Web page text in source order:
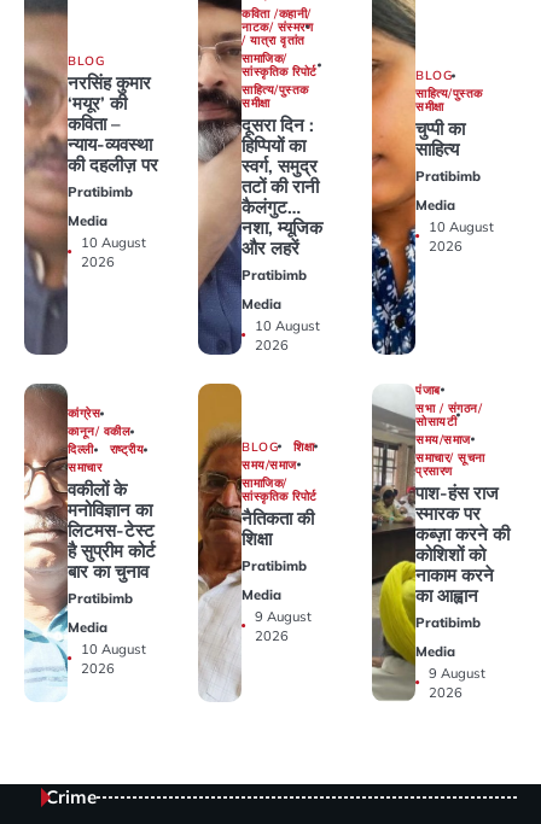
BLOG
नरसिंह कुमार
‘मयूर’ की
कविता –
न्याय-व्यवस्था
की दहलीज़ पर
Pratibimb
Media
10 August
2026
कविता /कहानी/
नाटक/ संस्मरण
/ यात्रा वृतांत
सामाजिक/
सांस्कृतिक रिपोर्ट
साहित्य/पुस्तक
समीक्षा
दूसरा दिन :
हिप्पियों का
स्वर्ग, समुद्र
तटों की रानी
कैलंगुट…
नशा, म्यूजिक
और लहरें
Pratibimb
Media
10 August
2026
BLOG
साहित्य/पुस्तक
समीक्षा
चुप्पी का
साहित्य
Pratibimb
Media
10 August
2026
कांग्रेस
कानून/ वकील
दिल्ली
राष्ट्रीय
समाचार
वकीलों के
मनोविज्ञान का
लिटमस-टेस्‍ट
है सुप्रीम कोर्ट
बार का चुनाव
Pratibimb
Media
10 August
2026
BLOG
शिक्षा
समय/समाज
सामाजिक/
सांस्कृतिक रिपोर्ट
नैतिकता की
शिक्षा
Pratibimb
Media
9 August
2026
पंजाब
सभा / संगठन/
सोसायटी
समय/समाज
समाचार/ सूचना
प्रसारण
पाश-हंस राज
स्मारक पर
कब्ज़ा करने की
कोशिशों को
नाकाम करने
का आह्वान
Pratibimb
Media
9 August
2026
Crime